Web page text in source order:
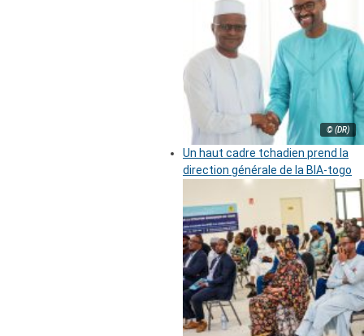
© (DR)
Un haut cadre tchadien prend la
direction générale de la BIA-togo